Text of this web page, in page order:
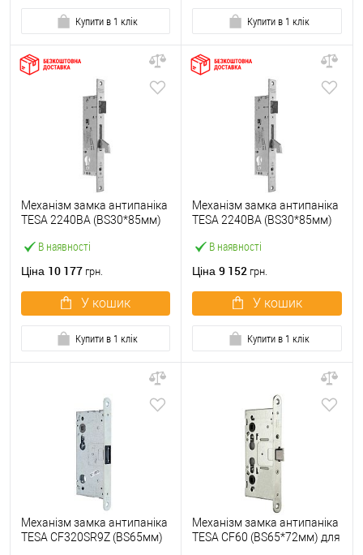
Купити в 1 клік Купити в 1 клік
В наявності
Механізм замка антипаніка
TESA 2240BA (BS30*85мм)
Ціна 10 177 грн.
У кошик
Купити в 1 клік
В наявності
Механізм замка антипаніка
TESA 2240BA (BS30*85мм)
Ціна 9 152 грн.
У кошик
Купити в 1 клік
Механізм замка антипаніка
TESA CF320SR9Z (BS65мм)
Механізм замка антипаніка
TESA CF60 (BS65*72мм) для